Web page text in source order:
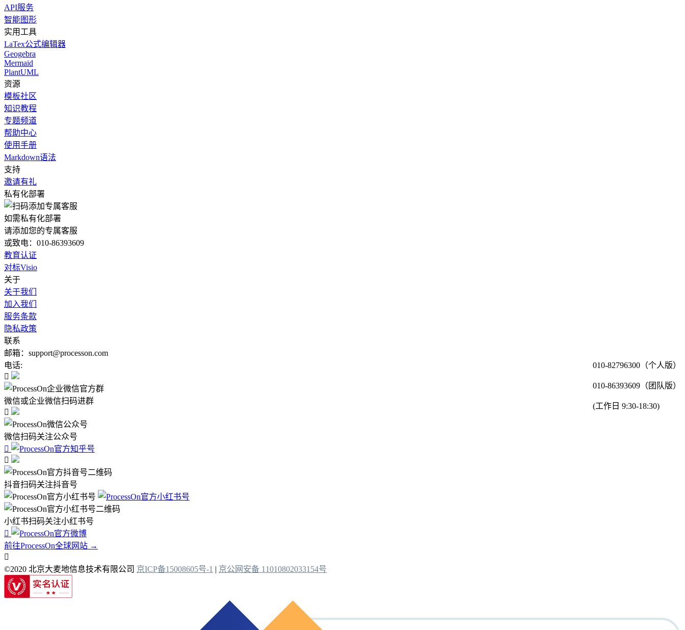
API服务
智能图形
实用工具
LaTex公式编辑器
Geogebra
Mermaid
PlantUML
资源
模板社区
知识教程
专题频道
帮助中心
使用手册
Markdown语法
支持
邀请有礼
私有化部署
如需私有化部署
请添加您的专属客服
或致电：010-86393609
教育认证
对标Visio
关于
关于我们
加入我们
服务条款
隐私政策
联系
邮箱：support@processon.com
电话:
010-82796300（个人版）
010-86393609（团队版）
(工作日 9:30-18:30)

微信或企业微信扫码进群

微信扫码关注公众号


抖音扫码关注抖音号
小红书扫码关注小红书号

前往ProcessOn全球网站 →

©2020 北京大麦地信息技术有限公司 京ICP备15008605号-1 | 京公网安备 11010802033154号